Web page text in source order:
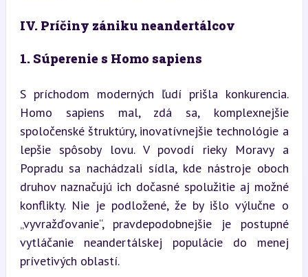
IV. Príčiny zániku neandertálcov
1. Súperenie s Homo sapiens
S príchodom moderných ľudí prišla konkurencia.
Homo sapiens mal, zdá sa, komplexnejšie
spoločenské štruktúry, inovatívnejšie technológie a
lepšie spôsoby lovu. V povodí rieky Moravy a
Popradu sa nachádzali sídla, kde nástroje oboch
druhov naznačujú ich dočasné spolužitie aj možné
konflikty. Nie je podložené, že by išlo výlučne o
„vyvražďovanie“, pravdepodobnejšie je postupné
vytláčanie neandertálskej populácie do menej
prívetivých oblastí.